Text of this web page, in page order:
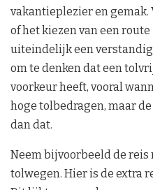
vakantieplezier en gemak.
of het kiezen van een
uiteindelijk een
om te denken dat een
voorkeur heeft, vooral
hoge tolbedragen, maar
dan dat.
Neem bijvoorbeeld de
tolwegen. Hier is de extra